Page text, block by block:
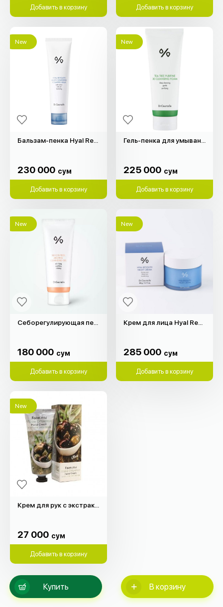
Купить В корзину
Добавить в корзину Добавить в корзину
New
Бальзам-пенка Hyal Reyouth "Dr.Ceuracle" (100мл)
230 000 сум
Добавить в корзину
New
225 000 сум
Добавить в корзину
New
Себорегулирующая пенка для жирной кожи "Dr.Ceuracle" (200мл)
180 000 сум
Добавить в корзину
New
Крем для лицa Hyal Reyouth Dr.Ceuracle (60гр)
285 000 сум
Добавить в корзину
New
Крем для рук с экстрактом оливкового масла (100гр)
27 000 сум
Добавить в корзину